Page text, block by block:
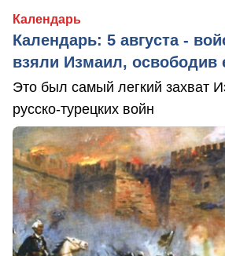
Календарь
Календарь: 5 августа -
взяли Измаил, освободив
Это был самый легкий захват
русско-турецких войн